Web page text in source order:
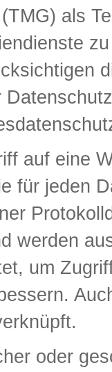
als
auf eine
für jeden
werden
um
oder